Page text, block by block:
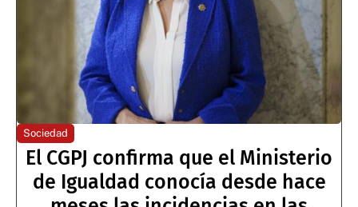
Sociedad
El CGPJ confirma que el Ministerio
de Igualdad conocía desde hace